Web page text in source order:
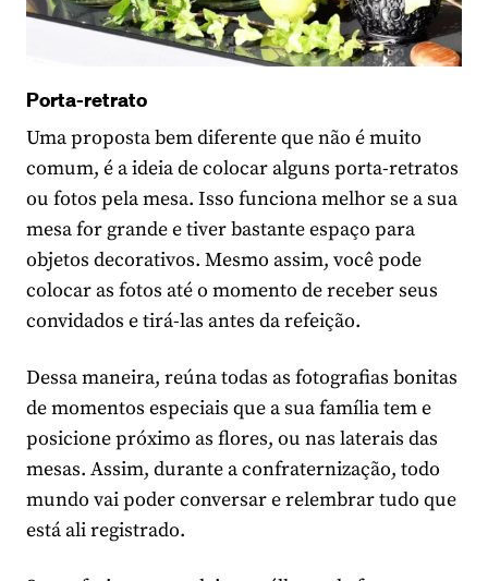
Porta-retrato
Uma proposta bem diferente que não é muito
comum, é a ideia de colocar alguns porta-retratos
ou fotos pela mesa. Isso funciona melhor se a sua
mesa for grande e tiver bastante espaço para
objetos decorativos. Mesmo assim, você pode
colocar as fotos até o momento de receber seus
convidados e tirá-las antes da refeição.
Dessa maneira, reúna todas as fotografias bonitas
de momentos especiais que a sua família tem e
posicione próximo as flores, ou nas laterais das
mesas. Assim, durante a confraternização, todo
mundo vai poder conversar e relembrar tudo que
está ali registrado.